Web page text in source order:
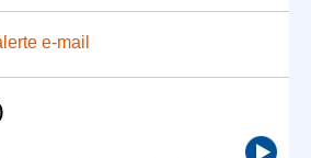
e-mail